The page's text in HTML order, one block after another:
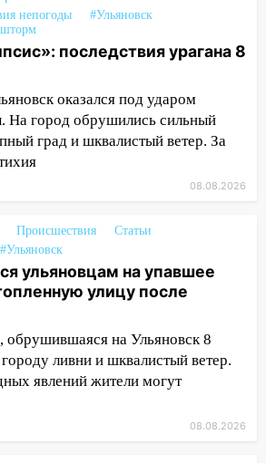
городе ураганным
опалубку со
дома
рассказали,
последствия мощного
продолжает крушить
рухнуло на дом на
Террасе мощным
дерево с корнем
ветер сорвал крышу с
Созидателей
продолжает бить по
Ульяновске трамвай
деревья перекрыли
непогоды
#Ульяновск
последствия урагана 8
оказался под ударом
На город обрушились сильный
град и шквалистый ветер. За
08.08.2026
Происшествия
Статьи
#Ульяновск
ульяновцам на упавшее
улицу после
обрушившаяся на Ульяновск 8
ливни и шквалистый ветер.
явлений жители могут
08.08.2026